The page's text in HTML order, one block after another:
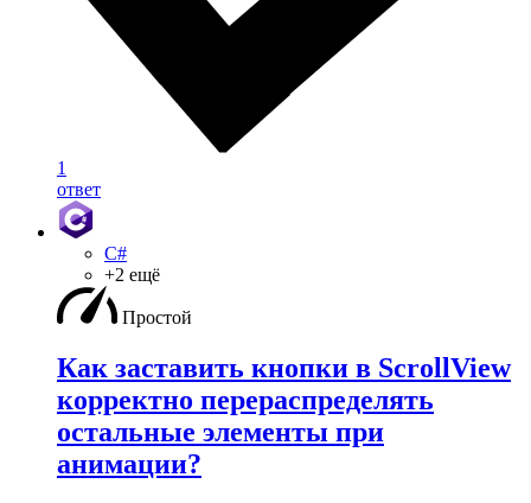
1
ответ
C#
+2 ещё
Простой
Как заставить кнопки в ScrollView
корректно перераспределять
остальные элементы при
анимации?